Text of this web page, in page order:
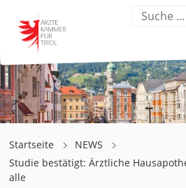
Startseite
NEWS
Studie bestätigt: Ärztliche
alle